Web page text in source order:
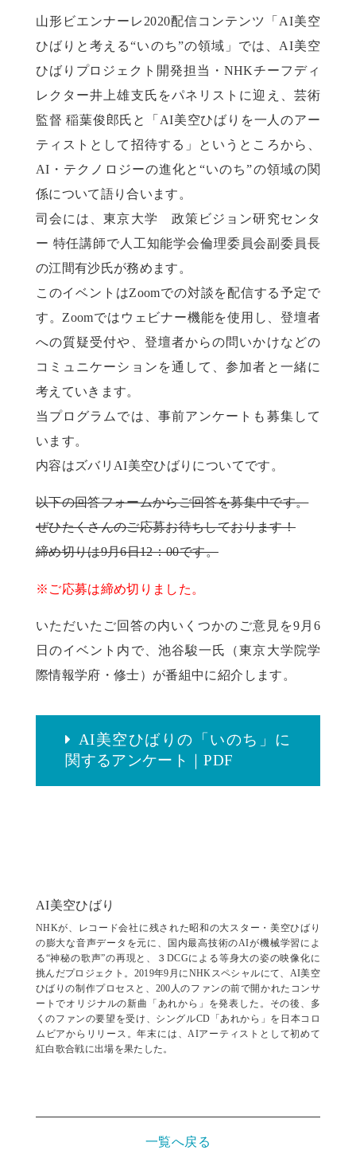
山形ビエンナーレ2020配信コンテンツ「AI美空
ひばりと考える“いのち”の領域」では、AI美空
ひばりプロジェクト開発担当・NHKチーフディ
レクター井上雄支氏をパネリストに迎え、芸術
監督 稲葉俊郎氏と「AI美空ひばりを一人のアー
ティストとして招待する」というところから、
AI・テクノロジーの進化と“いのち”の領域の関
係について語り合います。
司会には、東京大学 政策ビジョン研究センタ
ー 特任講師で人工知能学会倫理委員会副委員長
の江間有沙氏が務めます。
このイベントはZoomでの対談を配信する予定で
す。Zoomではウェビナー機能を使用し、登壇者
への質疑受付や、登壇者からの問いかけなどの
コミュニケーションを通して、参加者と一緒に
考えていきます。
当プログラムでは、事前アンケートも募集して
います。
内容はズバリAI美空ひばりについてです。
以下の回答フォームからご回答を募集中です。
ぜひたくさんのご応募お待ちしております！
締め切りは9月6日12：00です。
※ご応募は締め切りました。
いただいたご回答の内いくつかのご意見を9月6
日のイベント内で、池谷駿一氏（東京大学院学
際情報学府・修士）が番組中に紹介します。
AI美空ひばりの「いのち」に
関するアンケート｜PDF
AI美空ひばり
NHKが、レコード会社に残された昭和の大スター・美空ひばり
の膨大な音声データを元に、国内最高技術のAIが機械学習によ
る“神秘の歌声”の再現と、３DCGによる等身大の姿の映像化に
挑んだプロジェクト。2019年9月にNHKスペシャルにて、AI美空
ひばりの制作プロセスと、200人のファンの前で開かれたコンサ
ートでオリジナルの新曲「あれから」を発表した。その後、多
くのファンの要望を受け、シングルCD「あれから」を日本コロ
ムビアからリリース。年末には、AIアーティストとして初めて
紅白歌合戦に出場を果たした。
一覧へ戻る